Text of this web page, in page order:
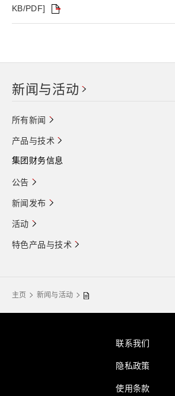
KB/PDF]
新闻与活动
所有新闻
产品与技术
集团财务信息
公告
新闻发布
活动
特色产品与技术
主页 新闻与活动
联系我们
隐私政策
使用条款